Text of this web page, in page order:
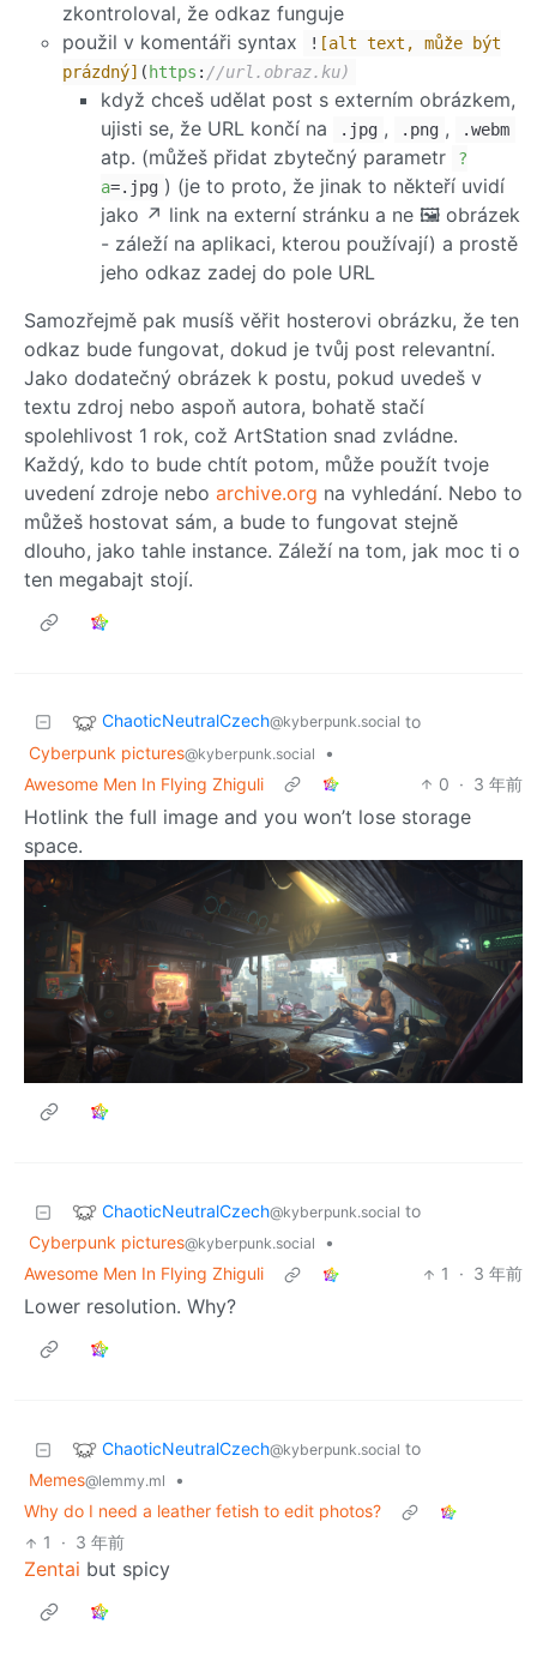
zkontroloval, že odkaz funguje
použil v komentáři syntax
! [alt text, může být
prázdný] ( https : //url.obraz.ku)
když chceš udělat post s externím obrázkem,
ujisti se, že URL končí na
.jpg , .png , .webm
atp. (můžeš přidat zbytečný parametr
?
a=.jpg ) (je to proto, že jinak to někteří uvidí
jako ↗️ link na externí stránku a ne 🖼️ obrázek
- záleží na aplikaci, kterou používají) a prostě
jeho odkaz zadej do pole URL
Samozřejmě pak musíš věřit hosterovi obrázku, že ten
odkaz bude fungovat, dokud je tvůj post relevantní.
Jako dodatečný obrázek k postu, pokud uvedeš v
textu zdroj nebo aspoň autora, bohatě stačí
spolehlivost 1 rok, což ArtStation snad zvládne.
Každý, kdo to bude chtít potom, může použít tvoje
uvedení zdroje nebo archive.org na vyhledání. Nebo to
můžeš hostovat sám, a bude to fungovat stejně
dlouho, jako tahle instance. Záleží na tom, jak moc ti o
ten megabajt stojí.
ChaoticNeutralCzech@kyberpunk.social to
Cyberpunk pictures@kyberpunk.social
•
Awesome Men In Flying Zhiguli
0 · 3 年前
Hotlink the full image and you won’t lose storage
space.
ChaoticNeutralCzech@kyberpunk.social to
Cyberpunk pictures@kyberpunk.social
•
Awesome Men In Flying Zhiguli
1 · 3 年前
Lower resolution. Why?
ChaoticNeutralCzech@kyberpunk.social to
Memes@lemmy.ml
•
Why do I need a leather fetish to edit photos?
1
· 3 年前
Zentai but spicy